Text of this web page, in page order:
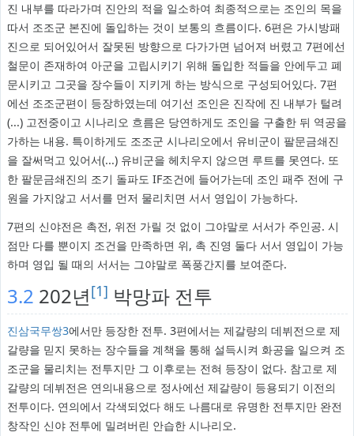
진 내부를 따라가며 진안의 적을 일소하여 최종적으로는 조인의 목을
따서 조조군 본진에 돌입하는 것이 보통의 흐름이다. 6편은 가시방패
진으로 되어있어서 잘못된 방향으로 다가가면 넘어져 버렸고 7편에선
철문이 존재하여 아군을 고립시키기 위해 돌입한 적들을 안에두고 폐
문시키고 그곳을 장수들이 지키게 하는 방식으로 구성되어있다. 7편
에선 조조군편이 등장하였는데 여기선 조인은 진작에 진 내부가 털려
(...) 고전중이고 시나리오 흐름은 당연하게도 조인을 구출한 뒤 역공을
가하는 내용. 특이하게도 조조군 시나리오에서 유비군이 팔문금쇄진
을 잘써먹고 있어서(...) 유비군을 헤치우지 않으면 루트를 못연다. 또
한 팔문금쇄진의 조기 돌파도 IF조건에 들어가는데 조인 패주 전에 구
원을 가지않고 서서를 먼저 물리치면 서서 영입이 가능하다.
7편의 신야전은 촉전, 위전 가릴 것 없이 그야말로 서서가 주인공. 시
점만 다를 뿐이지 조건을 만족하면 위, 촉 진영 둘다 서서 영입이 가능
하며 영입 될 때의 서서는 그야말로 폭풍간지를 보여준다.
3.2 202년[1] 박망파 전투
진삼국무쌍3에서만 등장한 전투. 3편에서는 제갈량의 데뷔전으로 제
갈량을 믿지 못하는 장수들을 계책을 통해 설득시켜 화공을 일으켜 조
조군을 물리치는 전투지만 그 이후로는 전혀 등장이 없다. 참고로 제
갈량의 데뷔전은 연의내용으로 정사에선 제갈량이 등용되기 이전의
전투이다. 연의에서 각색되었다 해도 나름대로 유명한 전투지만 완전
창작인 신야 전투에 밀려버린 안습한 시나리오.